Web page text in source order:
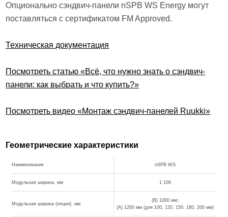
Опционально сэндвич-панели nSPB WS Energy могут
поставляться с сертификатом FM Approved.
Техническая документация
Посмотреть статью «Всё, что нужно знать о сэндвич-
панели: как выбрать и что купить?»
Посмотреть видео «Монтаж сэндвич-панелей Ruukki»
Геометрические характеристики
Наименование nSPB WS
Модульная ширина, мм 1 100
Модульная ширина (опция), мм
(B) 1000 мм;
(A) 1200 мм (для 100, 120, 150, 180, 200 мм)